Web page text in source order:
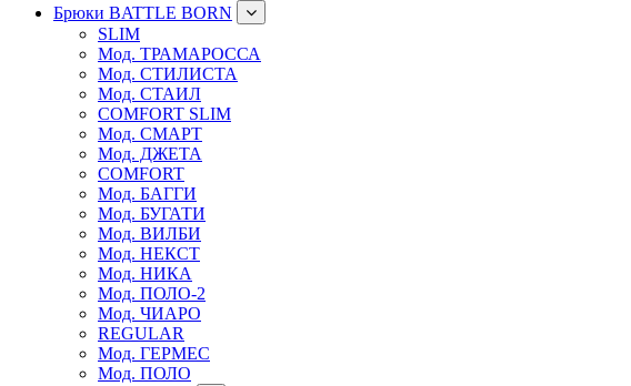
Брюки BATTLE BORN
SLIM
Мод. ТРАМАРОССА
Мод. СТИЛИСТА
Мод. СТАИЛ
COMFORT SLIM
Мод. СМАРТ
Мод. ДЖЕТА
COMFORT
Мод. БАГГИ
Мод. БУГАТИ
Мод. ВИЛБИ
Мод. НЕКСТ
Мод. НИКА
Мод. ПОЛО-2
Мод. ЧИАРО
REGULAR
Мод. ГЕРМЕС
Мод. ПОЛО